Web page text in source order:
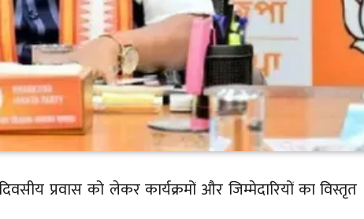
प्रवास को लेकर कार्यक्रमों और जिम्मेदारियों का विस्तृत